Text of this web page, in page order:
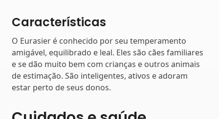
Características
O Eurasier é conhecido por seu temperamento
amigável, equilibrado e leal. Eles são cães familiares
e se dão muito bem com crianças e outros animais
de estimação. São inteligentes, ativos e adoram
estar perto de seus donos.